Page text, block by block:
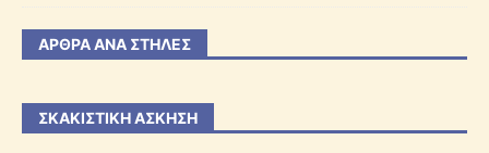
ΆΡΘΡΑ ΑΝΆ ΣΤΉΛΕΣ
ΣΚΑΚΙΣΤΙΚΉ ΆΣΚΗΣΗ